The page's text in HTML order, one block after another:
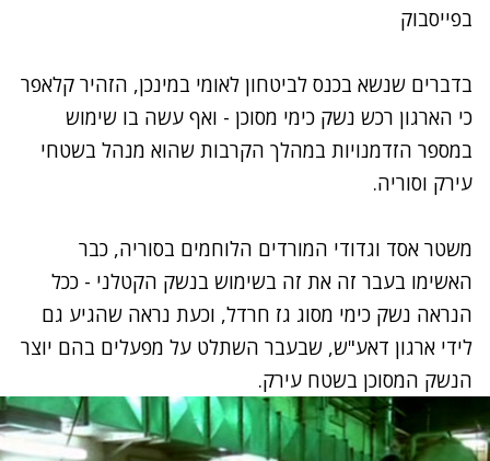
בפייסבוק
בדברים שנשא בכנס לביטחון לאומי במינכן, הזהיר קלאפר
כי הארגון רכש נשק כימי מסוכן - ואף עשה בו שימוש
במספר הזדמנויות במהלך הקרבות שהוא מנהל בשטחי
עירק וסוריה.
משטר אסד וגדודי המורדים הלוחמים בסוריה, כבר
האשימו בעבר זה את זה בשימוש בנשק הקטלני - ככל
הנראה נשק כימי מסוג גז חרדל, וכעת נראה שהגיע גם
לידי ארגון דאע"ש, שבעבר השתלט על מפעלים בהם יוצר
הנשק המסוכן בשטח עירק.